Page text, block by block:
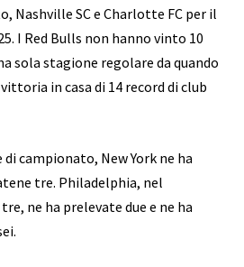
Nashville SC e Charlotte FC per il
I Red Bulls non hanno vinto 10
sola stagione regolare da quando
in casa di 14 record di club
campionato, New York ne ha
tre. Philadelphia, nel
ne ha prelevate due e ne ha